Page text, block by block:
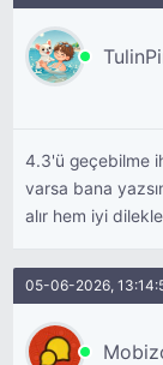
4.3'ü geçebilme
varsa bana
alır hem iyi
05-06-2026,